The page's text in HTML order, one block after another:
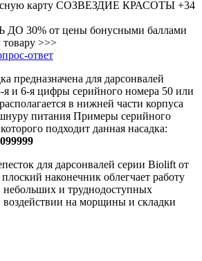
карту СОЗВЕЗДИЕ КРАСОТЫ +34
ДО 30% от цены бонусными баллами
>>>
ответ
предназначена для дарсонвалей
я и 6-я цифры серийного номера 50 или
в нижней части корпуса
питания Примеры серийного
подходит данная насадка:
099999
для дарсонвалей серии Biolift от
наконечник облегчает работу
небольших и труднодоступных
воздействии на морщины и складки